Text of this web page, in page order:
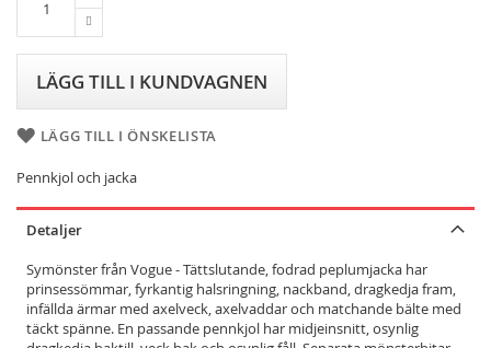
LÄGG TILL I KUNDVAGNEN
LÄGG TILL I ÖNSKELISTA
Pennkjol och jacka
Detaljer
Symönster från Vogue - Tättslutande, fodrad peplumjacka har
prinsessömmar, fyrkantig halsringning, nackband, dragkedja fram,
infällda ärmar med axelveck, axelvaddar och matchande bälte med
täckt spänne. En passande pennkjol har midjeinsnitt, osynlig